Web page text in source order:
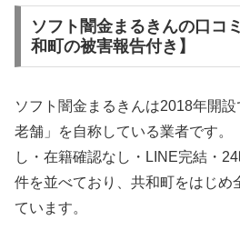
ソフト闇金まるきんの口コ
和町の被害報告付き】
ソフト闇金まるきんは2018年開
老舗」を自称している業者です。
し・在籍確認なし・LINE完結・
件を並べており、共和町をはじめ
ています。